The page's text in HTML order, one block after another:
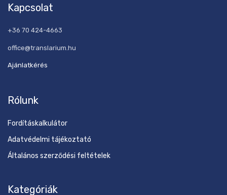
Kapcsolat
+36 70 424-4663
office@translarium.hu
Ajánlatkérés
Rólunk
Fordításkalkulátor
Adatvédelmi tájékoztató
Általános szerződési feltételek
Kategóriák